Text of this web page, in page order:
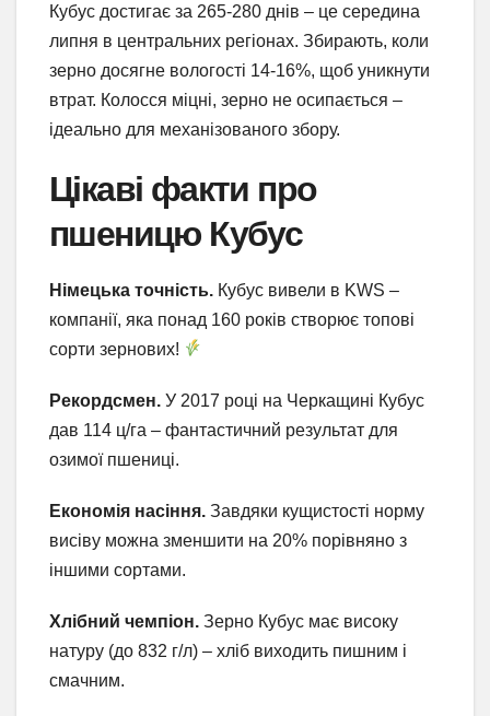
Кубус достигає за 265-280 днів – це середина
липня в центральних регіонах. Збирають, коли
зерно досягне вологості 14-16%, щоб уникнути
втрат. Колосся міцні, зерно не осипається –
ідеально для механізованого збору.
Цікаві факти про
пшеницю Кубус
Німецька точність. Кубус вивели в KWS –
компанії, яка понад 160 років створює топові
сорти зернових!
Рекордсмен. У 2017 році на Черкащині Кубус
дав 114 ц/га – фантастичний результат для
озимої пшениці.
Економія насіння. Завдяки кущистості норму
висіву можна зменшити на 20% порівняно з
іншими сортами.
Хлібний чемпіон. Зерно Кубус має високу
натуру (до 832 г/л) – хліб виходить пишним і
смачним.